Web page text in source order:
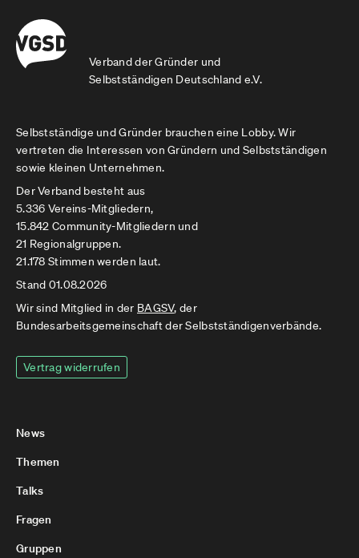
Verband der Gründer und
Selbstständigen Deutschland e.V.
Selbstständige und Gründer brauchen eine Lobby. Wir
vertreten die Interessen von Gründern und Selbstständigen
sowie kleinen Unternehmen.
Der Verband besteht aus
5.336 Vereins-Mitgliedern,
15.842 Community-Mitgliedern und
21 Regionalgruppen.
21.178 Stimmen werden laut.
Stand 01.08.2026
Wir sind Mitglied in der BAGSV, der
Bundesarbeitsgemeinschaft der Selbstständigenverbände.
Vertrag widerrufen
News
Themen
Talks
Fragen
Gruppen